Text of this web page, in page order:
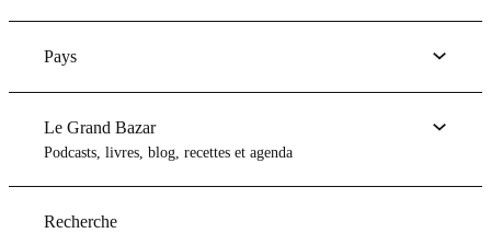
Pays
Le Grand Bazar
Podcasts, livres, blog, recettes et agenda
Recherche